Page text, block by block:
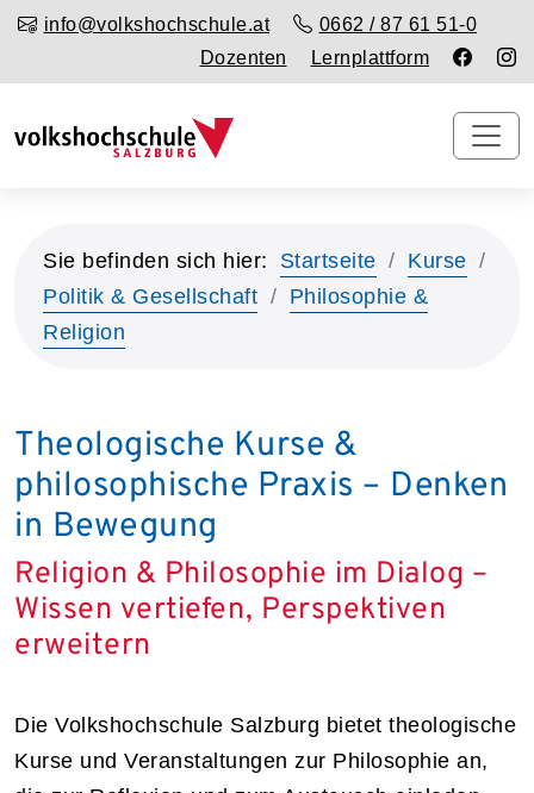
info@volkshochschule.at
0662 / 87 61 51-0
Dozenten
Lernplattform
Sie befinden sich hier: Startseite
Kurse
Politik & Gesellschaft
Philosophie &
Religion
Theologische Kurse &
philosophische Praxis – Denken
in Bewegung
Religion & Philosophie im Dialog –
Wissen vertiefen, Perspektiven
erweitern
Die Volkshochschule Salzburg bietet theologische
Kurse und Veranstaltungen zur Philosophie an,